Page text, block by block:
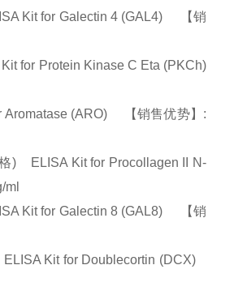
Kit for Galectin 4 (GAL4) 【销
for Protein Kinase C Eta (PKCh)
(ARO) 【销售优势】:
) ELISA Kit for Procollagen II N-
ml
Kit for Galectin 8 (GAL8) 【销
Kit for Doublecortin (DCX)